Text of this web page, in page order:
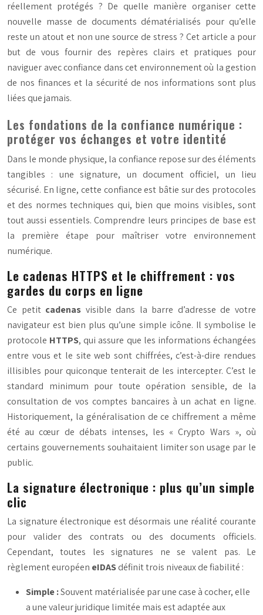
réellement protégés ? De quelle manière organiser cette
nouvelle masse de documents dématérialisés pour qu’elle
reste un atout et non une source de stress ? Cet article a pour
but de vous fournir des repères clairs et pratiques pour
naviguer avec confiance dans cet environnement où la gestion
de nos finances et la sécurité de nos informations sont plus
liées que jamais.
Les fondations de la confiance numérique :
protéger vos échanges et votre identité
Dans le monde physique, la confiance repose sur des éléments
tangibles : une signature, un document officiel, un lieu
sécurisé. En ligne, cette confiance est bâtie sur des protocoles
et des normes techniques qui, bien que moins visibles, sont
tout aussi essentiels. Comprendre leurs principes de base est
la première étape pour maîtriser votre environnement
numérique.
Le cadenas HTTPS et le chiffrement : vos
gardes du corps en ligne
Ce petit cadenas visible dans la barre d’adresse de votre
navigateur est bien plus qu’une simple icône. Il symbolise le
protocole HTTPS, qui assure que les informations échangées
entre vous et le site web sont chiffrées, c’est-à-dire rendues
illisibles pour quiconque tenterait de les intercepter. C’est le
standard minimum pour toute opération sensible, de la
consultation de vos comptes bancaires à un achat en ligne.
Historiquement, la généralisation de ce chiffrement a même
été au cœur de débats intenses, les « Crypto Wars », où
certains gouvernements souhaitaient limiter son usage par le
public.
La signature électronique : plus qu’un simple
clic
La signature électronique est désormais une réalité courante
pour valider des contrats ou des documents officiels.
Cependant, toutes les signatures ne se valent pas. Le
règlement européen eIDASdéfinit trois niveaux de fiabilité :
Simple :Souvent matérialisée par une case à cocher, elle
a une valeur juridique limitée mais est adaptée aux